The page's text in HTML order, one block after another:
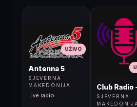
UŽIVO
Antenna 5
SJEVERNA
MAKEDONIJA
Live radio
Club Radio
SJEVERNA